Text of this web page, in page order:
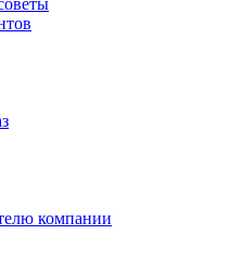
компании